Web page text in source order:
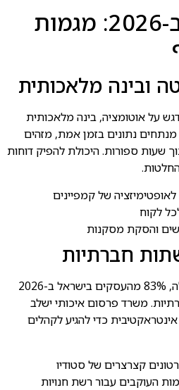
משרד פרסום ב-2026: מגמות
ובינה מלאכותית
בישראל ב-2026 שם דגש על אוטומציה, בינה מלאכותית
נתונים בזמן אמת, מזהים
שעות ספורות. היכולת להפיק דוחות
של קמפיינים
לקוח
והסקת מסקנות
חברתיות
על פי נתוני חברת דיגיטל מובילה, 83% מהעסקים בישראל ב-2026
משרד פרסום איכותי ישלב
כדי להגיע לקהלים
קצרצרים של סטודיו
העוקבים עבור רשת חנויות